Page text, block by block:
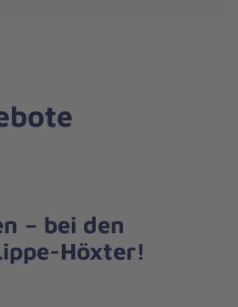
– bei den
Höxter!